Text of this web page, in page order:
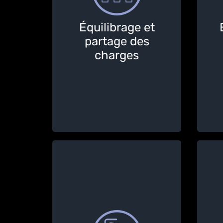
Équilibrage et
partage des
charges
rapidement possible, sans
que votre fusible ne saute.
La répartition de la charge
distribue la puissance
disponible sur plusieurs
Faites gérer votre chargeur